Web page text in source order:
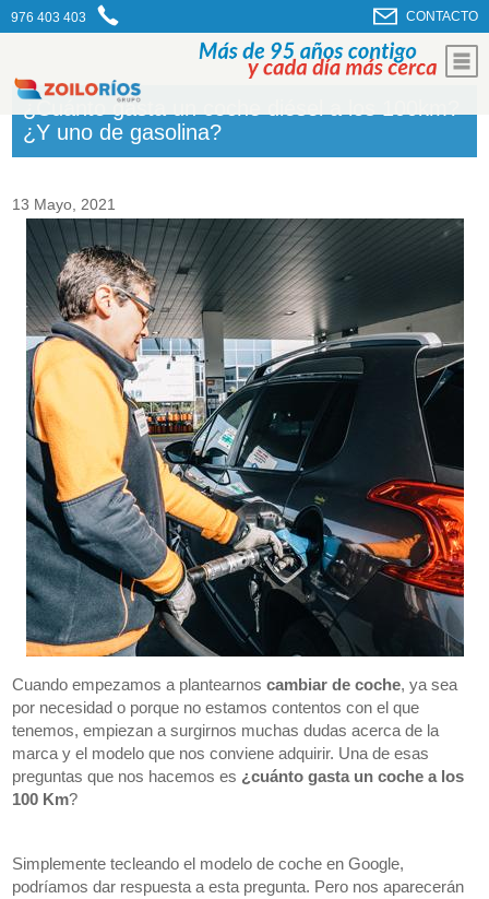
976 403 403 CONTACTO
¿Cuánto gasta un coche diésel a los 100km?
¿Y uno de gasolina?
13 Mayo, 2021
Cuando empezamos a plantearnoscambiar de coche, ya sea
por necesidad o porque no estamos contentos con el que
tenemos, empiezan a surgirnos muchas dudas acerca de la
marca y el modelo que nos conviene adquirir. Una de esas
preguntas que nos hacemos es ¿cuánto gasta un coche a los
100 Km?
Simplemente tecleando el modelo de coche en Google,
podríamos dar respuesta a esta pregunta. Pero nos aparecerán